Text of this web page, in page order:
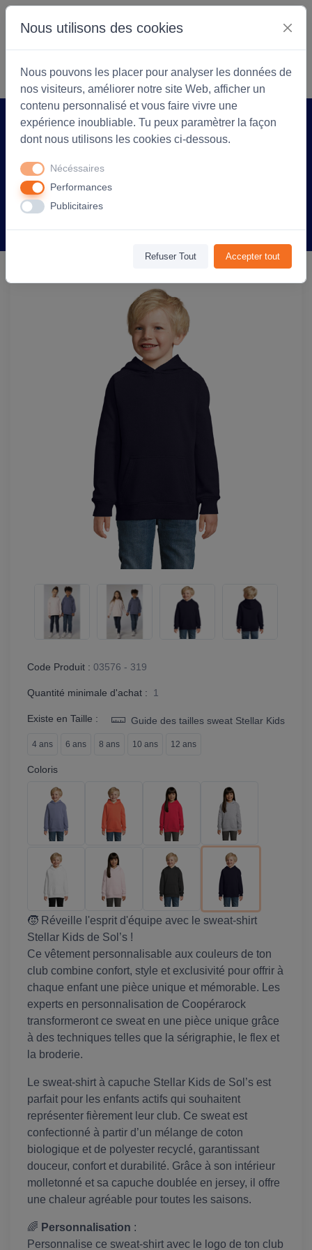
S'identifier Commencer
Accueil Coopérarock Produit
Enfant Stellar kids - French marine
Code Produit : 03576 - 319
Quantité minimale d'achat : 1
Existe en Taille : Guide des tailles sweat Stellar Kids
4 ans 6 ans 8 ans 10 ans 12 ans
Coloris
🧒 Réveille l'esprit d'équipe avec le sweat-shirt
Stellar Kids de Sol’s !
Ce vêtement personnalisable aux couleurs de ton
club combine confort, style et exclusivité pour offrir à
chaque enfant une pièce unique et mémorable. Les
experts en personnalisation de Coopérarock
transformeront ce sweat en une pièce unique grâce
à des techniques telles que la sérigraphie, le flex et
la broderie.
Le sweat-shirt à capuche Stellar Kids de Sol’s est
parfait pour les enfants actifs qui souhaitent
représenter fièrement leur club. Ce sweat est
confectionné à partir d’un mélange de coton
biologique et de polyester recyclé, garantissant
douceur, confort et durabilité. Grâce à son intérieur
molletonné et sa capuche doublée en jersey, il offre
une chaleur agréable pour toutes les saisons.
🌈 Personnalisation :
Personnalise ce sweat-shirt avec le logo de ton club
Nous utilisons des cookies
Nous pouvons les placer pour analyser les données de
nos visiteurs, améliorer notre site Web, afficher un
contenu personnalisé et vous faire vivre une
expérience inoubliable. Tu peux paramètrer la façon
dont nous utilisons les cookies ci-dessous.
Nécéssaires
Performances
Publicitaires
Refuser Tout Accepter tout